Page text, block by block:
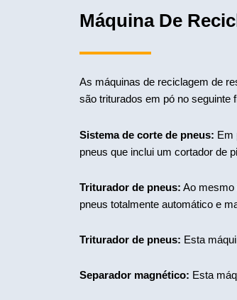
Máquina De
As máquinas de reciclagem de
são triturados em pó no seguinte
Sistema de corte de pneus: Em
pneus que inclui um cortador de
Triturador de pneus: Ao mesmo
pneus totalmente automático e
Triturador de pneus: Esta
Separador magnético: Esta